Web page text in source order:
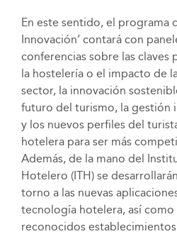
En este sentido, el programa
Innovación’ contará con
conferencias sobre las claves
la hostelería o el impacto de
sector, la innovación
futuro del turismo, la gestión
y los nuevos perfiles del
hotelera para ser más
Además, de la mano del
Hotelero (ITH) se
torno a las nuevas
tecnología hotelera, así como
reconocidos